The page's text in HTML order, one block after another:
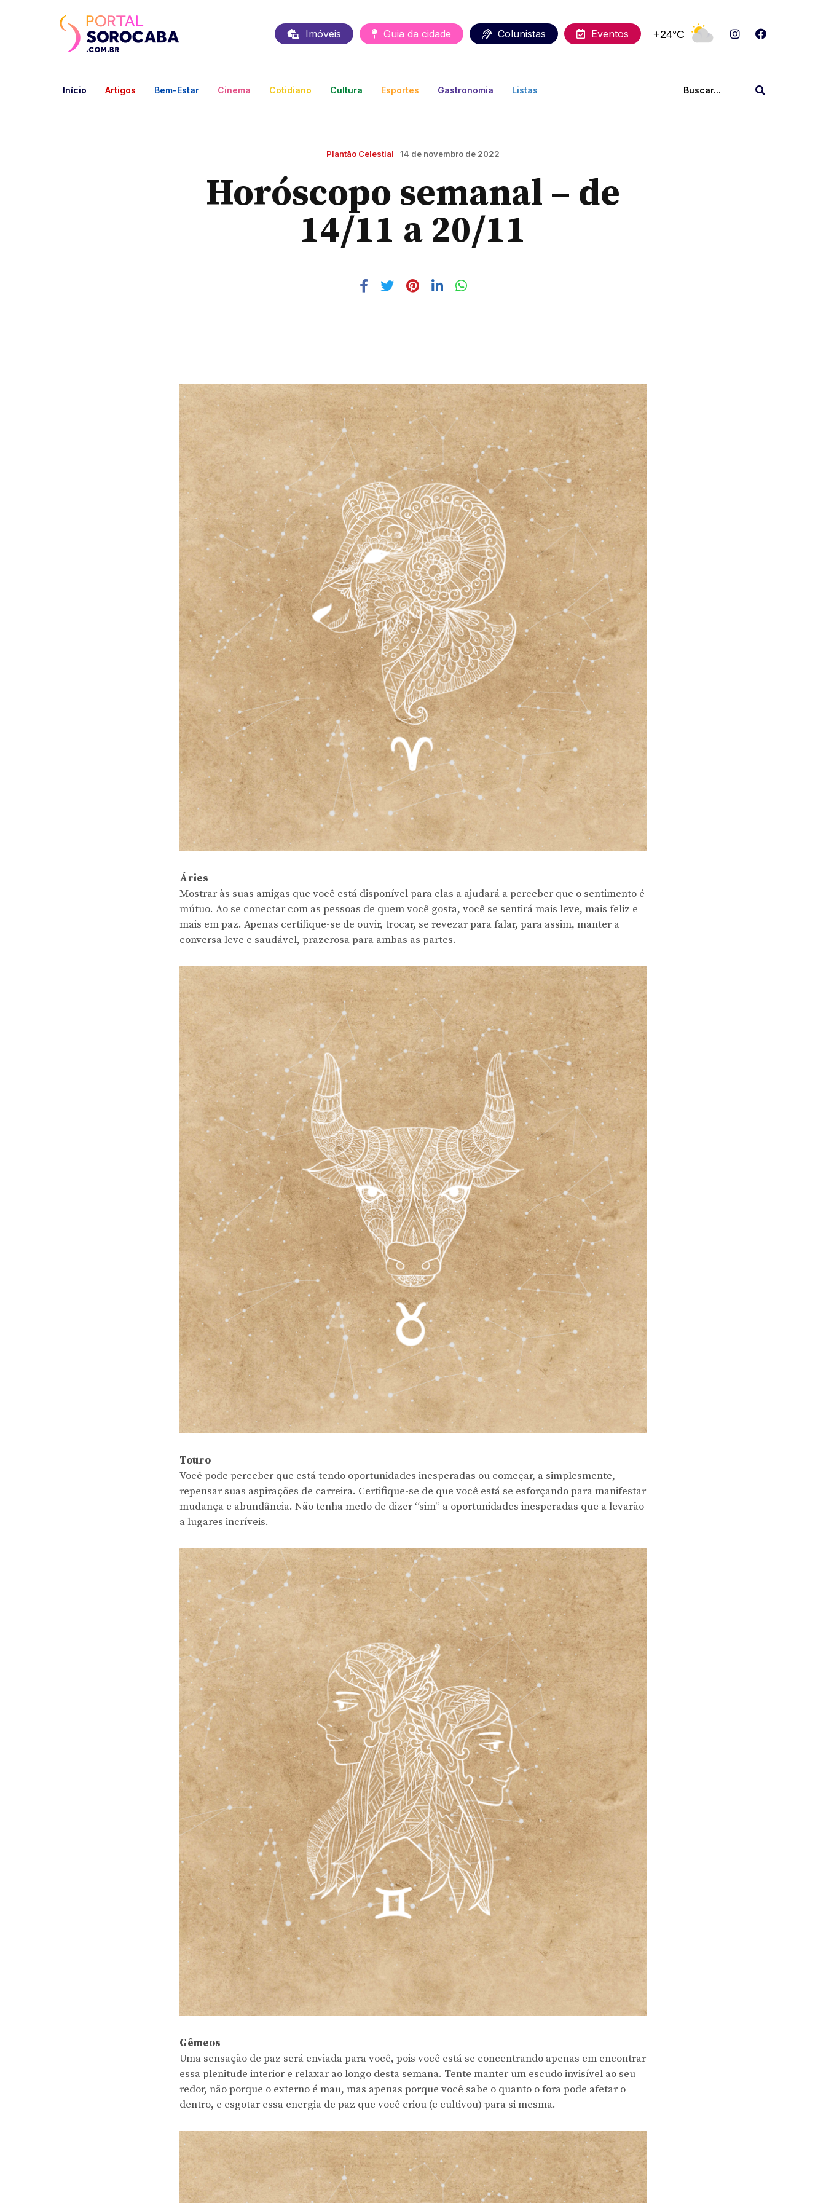
Imóveis Guia da cidade Colunistas Eventos +24°C
Início Artigos Bem-Estar Cinema Cotidiano Cultura Esportes Gastronomia Listas
Plantão Celestial 14 de novembro de 2022
Horóscopo semanal – de
14/11 a 20/11
Áries
Mostrar às suas amigas que você está disponível para elas a ajudará a perceber que o sentimento é
mútuo. Ao se conectar com as pessoas de quem você gosta, você se sentirá mais leve, mais feliz e
mais em paz. Apenas certifique-se de ouvir, trocar, se revezar para falar, para assim, manter a
conversa leve e saudável, prazerosa para ambas as partes.
Touro
Você pode perceber que está tendo oportunidades inesperadas ou começar, a simplesmente,
repensar suas aspirações de carreira. Certifique-se de que você está se esforçando para manifestar
mudança e abundância. Não tenha medo de dizer “sim” a oportunidades inesperadas que a levarão
a lugares incríveis.
Gêmeos
Uma sensação de paz será enviada para você, pois você está se concentrando apenas em encontrar
essa plenitude interior e relaxar ao longo desta semana. Tente manter um escudo invisível ao seu
redor, não porque o externo é mau, mas apenas porque você sabe o quanto o fora pode afetar o
dentro, e esgotar essa energia de paz que você criou (e cultivou) para si mesma.